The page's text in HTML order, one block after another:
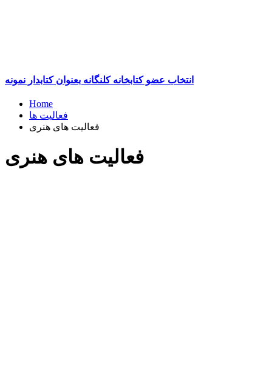
انتخاب عضو کتابخانه کلنگانه بعنوان کتابدار نمونه
Home
فعالیت ها
فعالیت های هنری
فعالیت های هنری